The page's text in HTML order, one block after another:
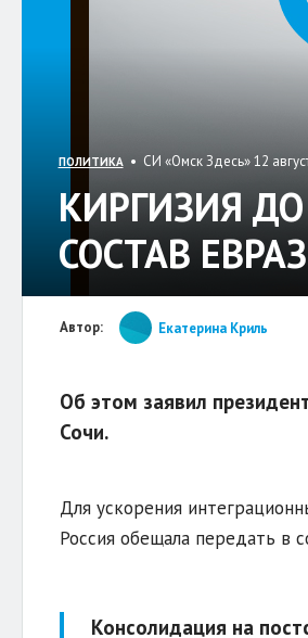
ПОЛИТИКА• СИ «Омск Здесь» 12
КИРГИЗИЯ
СОСТАВ
Автор: Екатерина Криль
Об этом заявил
Сочи.
Для ускорения
Россия обещала передать в
Консолидация на